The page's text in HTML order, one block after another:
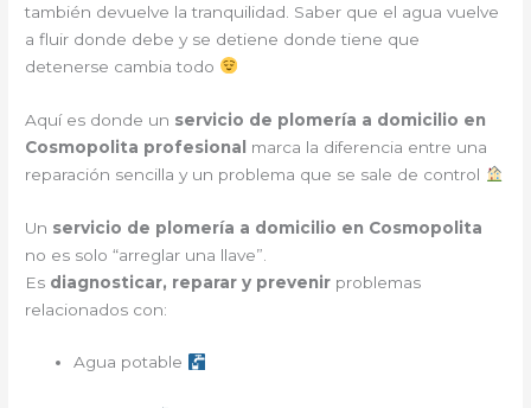
también devuelve la tranquilidad. Saber que el agua vuelve
a fluir donde debe y se detiene donde tiene que
detenerse cambia todo
Aquí es donde un servicio de plomería a domicilio en
Cosmopolita profesional
marca la diferencia entre una
reparación sencilla y un problema que se sale de control
Un servicio de plomería a domicilio en Cosmopolita
no es solo “arreglar una llave”.
Es diagnosticar, reparar y prevenir problemas
relacionados con:
Agua potable